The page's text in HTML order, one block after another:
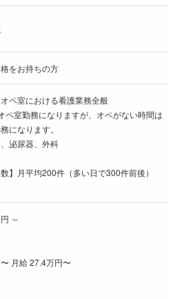
をお持ちの方
オペ室における看護業務全般
ペ室勤務になりますが、オペがない時間は
になります。
、泌尿器、外科
数】月平均200件（多い日で300件前後）
～
月給 27.4万円〜